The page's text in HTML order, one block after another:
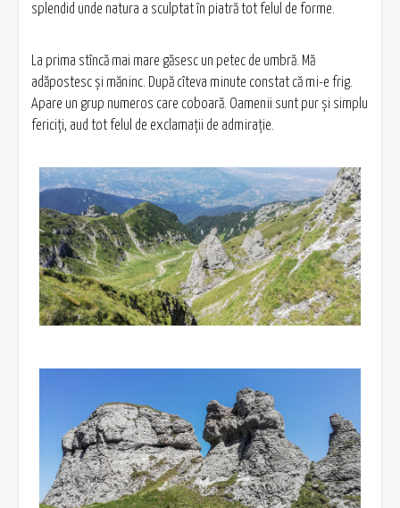
splendid unde natura a sculptat în piatră tot felul de forme.
La prima stîncă mai mare găsesc un petec de umbră. Mă
adăpostesc și măninc. După cîteva minute constat că mi-e frig.
Apare un grup numeros care coboară. Oamenii sunt pur și simplu
fericiți, aud tot felul de exclamații de admirație.